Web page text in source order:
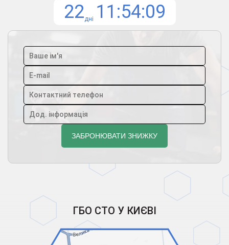
22дні 11 54 09
ГБО СТО У КИЄВІ